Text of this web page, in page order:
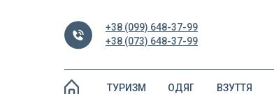
+38 (099) 648-37-99
+38 (073) 648-37-99
ТУРИЗМ ОДЯГ ВЗУТТЯ